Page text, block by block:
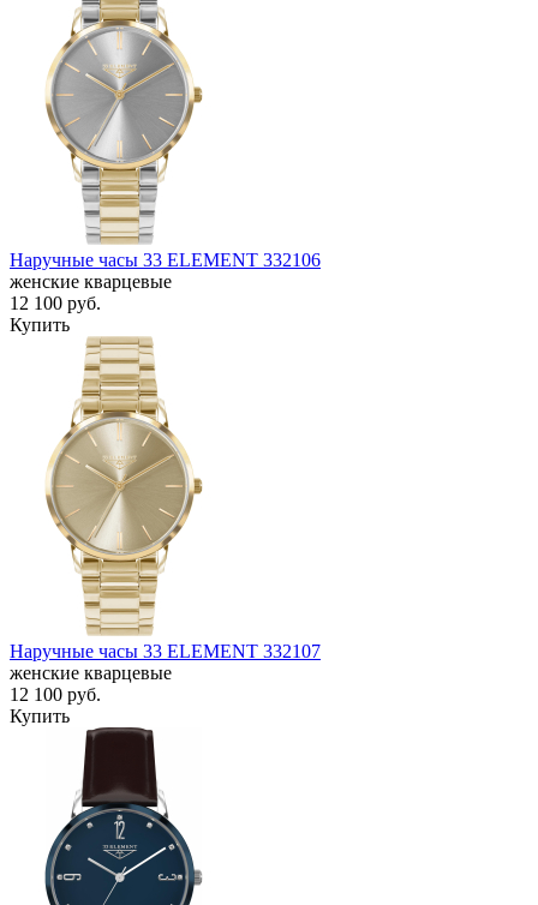
Наручные часы 33 ELEMENT 332106
женские кварцевые
12 100 руб.
Купить
Наручные часы 33 ELEMENT 332107
женские кварцевые
12 100 руб.
Купить